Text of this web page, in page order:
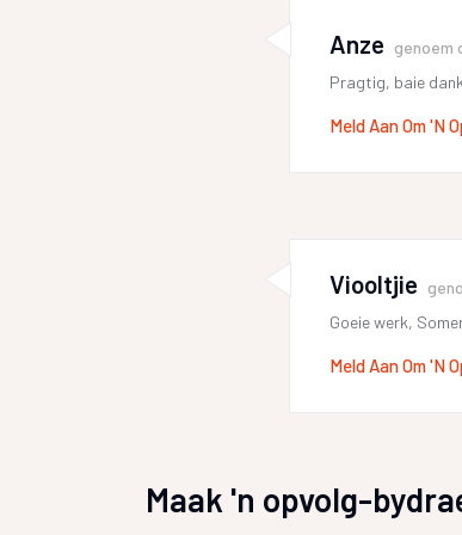
Anze genoem
Pragtig, baie
Meld Aan Om 'n
Viooltjie
Goeie werk,
Meld Aan Om 'n
Maak 'n opvolg-